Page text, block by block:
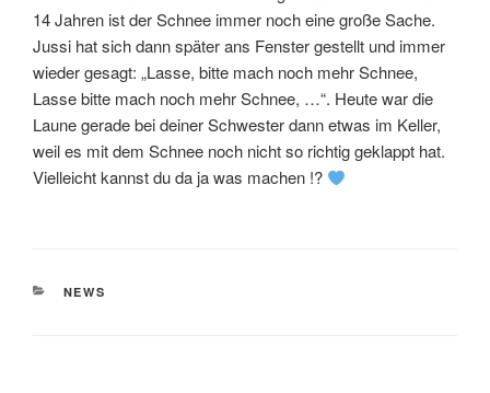
14 Jahren ist der Schnee immer noch eine große Sache.
Jussi hat sich dann später ans Fenster gestellt und immer
wieder gesagt: „Lasse, bitte mach noch mehr Schnee,
Lasse bitte mach noch mehr Schnee, …“. Heute war die
Laune gerade bei deiner Schwester dann etwas im Keller,
weil es mit dem Schnee noch nicht so richtig geklappt hat.
Vielleicht kannst du da ja was machen !?
KATEGORIEN
NEWS